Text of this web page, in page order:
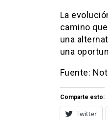
La
camino
una
una
Fuente:
Comparte esto:
Twitter